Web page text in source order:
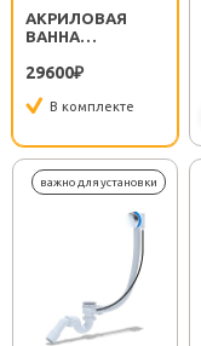
АКРИЛОВАЯ
ВАННА
L
29600₽
В комплекте